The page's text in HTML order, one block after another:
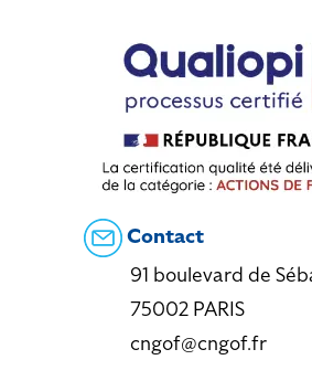
Contact
91 boulevard de
75002 PARIS
cngof@cngof.fr